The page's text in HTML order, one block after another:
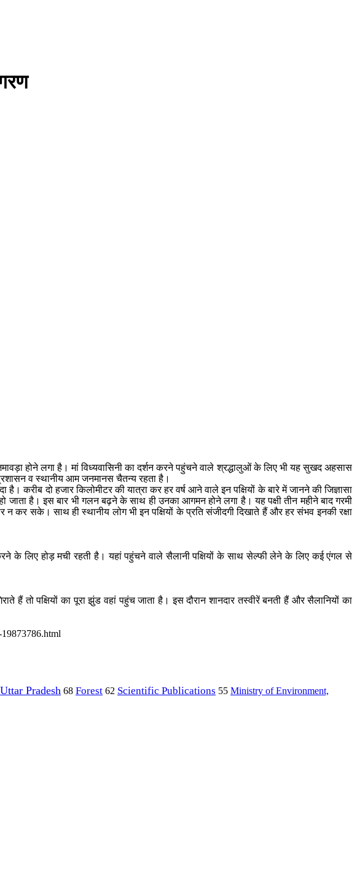
होने लगा है। मां विध्यवासिनी का दर्शन करने पहुंचने वाले श्रद्धालुओं के लिए भी यह सुखद अहसास
व स्थानीय आम जनमानस चैतन्य रहता है।
है। करीब दो हजार किलोमीटर की यात्रा कर हर वर्ष आने वाले इन पक्षियों के बारे में जानने की जिज्ञासा
जाता है। इस बार भी गलन बढ़ने के साथ ही उनका आगमन होने लगा है। यह पक्षी तीन महीने बाद गरमी
न कर सके। साथ ही स्थानीय लोग भी इन पक्षियों के प्रति संजीदगी दिखाते हैं और हर संभव इनकी रक्षा
के लिए होड़ मची रहती है। यहां पहुंचने वाले सैलानी पक्षियों के साथ सेल्फी लेने के लिए कई एंगल से
हैं तो पक्षियों का पूरा झुंड वहां पहुंच जाता है। इस दौरान शानदार तस्वीरें बनती हैं और सैलानियों का
Uttar Pradesh 68 Forest 62 Scientific Publications 55 Ministry of Environment,